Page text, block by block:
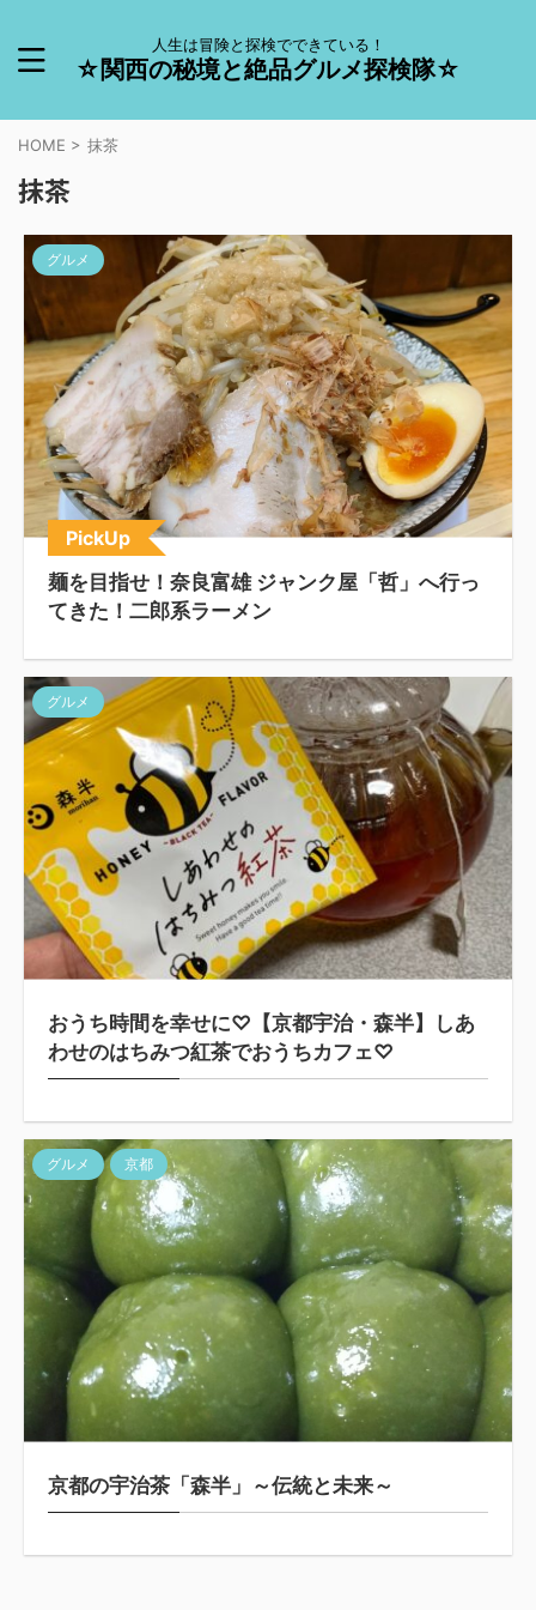
人生は冒険と探検でできている！
☆関西の秘境と絶品グルメ探検隊☆
HOME > 抹茶
抹茶
グルメ
PickUp
麺を目指せ！奈良富雄 ジャンク屋「哲」へ行っ
てきた！二郎系ラーメン
グルメ
おうち時間を幸せに♡【京都宇治・森半】しあ
わせのはちみつ紅茶でおうちカフェ♡
グルメ 京都
京都の宇治茶「森半」～伝統と未来～